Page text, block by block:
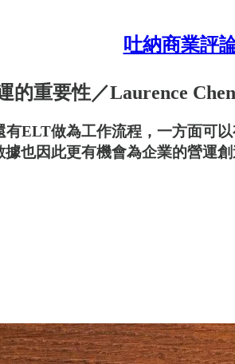
吐納商業評
的重要性／Laurence Chen
ELT做為工作流程，一方面可
也因此更有機會為企業的營運創